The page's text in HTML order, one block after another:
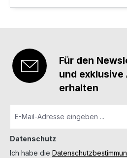
Für den
und exklusive
erhalten
Datenschutz
Ich habe die